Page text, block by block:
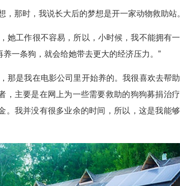
，那时，我说长大后的梦想是开一家动物救助站
她工作很不容易，所以，小时候，我不能拥有
一条狗，就会给她带去更大的经济压力。”
那是我在电影公司里开始养的。我很喜欢去帮
，主要是在网上为一些需要救助的狗狗募捐治
。我并没有很多业余的时间，所以，这是我能